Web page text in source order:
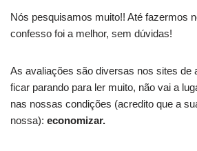
Nós pesquisamos muito!! Até fazermos
confesso foi a melhor, sem dúvidas!
As avaliações são diversas nos sites de
ficar parando para ler muito, não vai a
nas nossas condições (acredito que a
nossa): economizar.